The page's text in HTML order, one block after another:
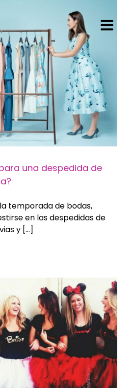
una despedida de
temporada de bodas,
en las despedidas de
y [...]